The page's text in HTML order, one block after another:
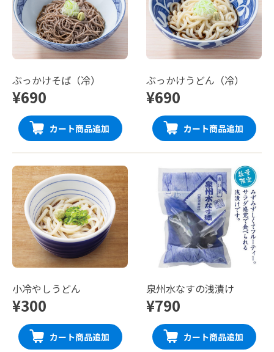
ぶっかけそば（冷）
¥690
カート商品追加
ぶっかけうどん（冷）
¥690
カート商品追加
小冷やしうどん
¥300
カート商品追加
泉州水なすの浅漬け
¥790
カート商品追加